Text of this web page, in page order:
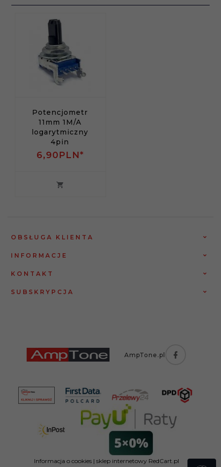
Potencjometr
11mm 1M/A
logarytmiczny
4pin
6,90PLN*
OBSŁUGA KLIENTA
INFORMACJE
KONTAKT
SUBSKRYPCJA
AmpTone.pl
Informacja o cookies | sklep internetowy RedCart.pl